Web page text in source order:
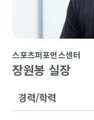
스포츠퍼포먼스센터
장원봉 실장
경력/학력